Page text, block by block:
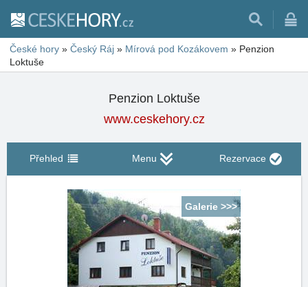
České hory » Český Ráj » Mírová pod Kozákovem » Penzion
Loktuše
Penzion Loktuše
www.ceskehory.cz
Přehled Menu Rezervace
Galerie >>>